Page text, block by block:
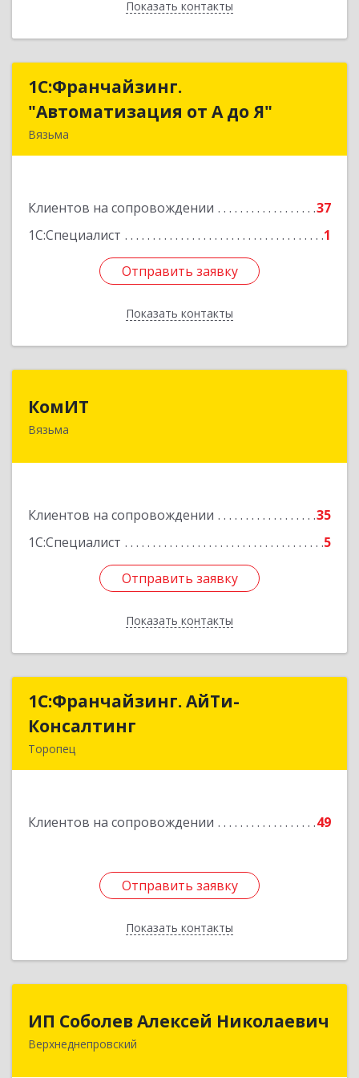
Показать контакты
Назад
1С:Франчайзинг.
"Автоматизация от А до Я"
Вязьма
Клиентов на сопровождении
37
1С:Специалист
1
Отправить заявку
Показать контакты
1С:Франчайзинг.
"Автоматизация от А до Я"
Подробнее
Отправить заявку
Назад
КомИТ
Вязьма
Клиентов на сопровождении
35
1С:Специалист
5
Отправить заявку
Показать контакты
215110, Смоленская обл, Вяземский м. р-н,
Подробнее
Отправить заявку
Назад
1С:Франчайзинг. АйТи-
Консалтинг
Торопец
Клиентов на сопровождении 49
Отправить заявку
Показать контакты
1С:Франчайзинг. АйТи-
Подробнее
Отправить заявку
Назад
ИП Соболев Алексей Николаевич
Верхнеднепровский
ИП Соболев Алексей Николаевич